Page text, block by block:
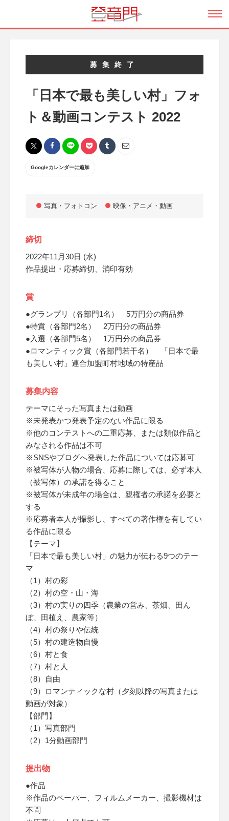
募集終了
「日本で最も美しい村」フォ
ト＆動画コンテスト 2022
Googleカレンダーに追加
写真・フォトコン 映像・アニメ・動画
締切
2022年11月30日 (水)
作品提出・応募締切、消印有効
賞
●グランプリ（各部門1名） 5万円分の商品券
●特賞（各部門2名） 2万円分の商品券
●入選（各部門5名） 1万円分の商品券
●ロマンティック賞（各部門若干名） 「日本で最
も美しい村」連合加盟町村地域の特産品
募集内容
テーマにそった写真または動画
※未発表かつ発表予定のない作品に限る
※他のコンテストへの二重応募、または類似作品と
みなされる作品は不可
※SNSやブログへ発表した作品については応募可
※被写体が人物の場合、応募に際しては、必ず本人
（被写体）の承諾を得ること
※被写体が未成年の場合は、親権者の承諾を必要と
する
※応募者本人が撮影し、すべての著作権を有してい
る作品に限る
【テーマ】
「日本で最も美しい村」の魅力が伝わる9つのテー
マ
（1）村の彩
（2）村の空・山・海
（3）村の実りの四季（農業の営み、茶畑、田ん
ぼ、田植え、農家等）
（4）村の祭りや伝統
（5）村の建造物自慢
（6）村と食
（7）村と人
（8）自由
（9）ロマンティックな村（夕刻以降の写真または
動画が対象）
【部門】
（1）写真部門
（2）1分動画部門
提出物
●作品
※作品のペーパー、フィルムメーカー、撮影機材は
不問